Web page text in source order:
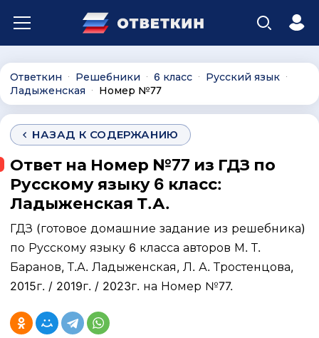
Ответкин ∙ Решебники ∙ 6 класс ∙ Русский язык ∙
Ладыженская ∙ Номер №77
НАЗАД К СОДЕРЖАНИЮ
Ответ на Номер №77 из ГДЗ по
Русскому языку 6 класс:
Ладыженская Т.А.
ГДЗ (готовое домашние задание из решебника)
по Русскому языку 6 класса авторов М. Т.
Баранов, Т.А. Ладыженская, Л. А. Тростенцова,
2015г. / 2019г. / 2023г. на Номер №77.